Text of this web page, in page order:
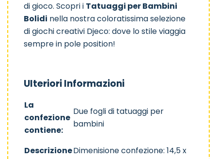
Arcobaleno Sirenetta Lucky Charms
Pirati
di gioco. Scopri i Tatuaggi per Bambini
Bolidi nella nostra coloratissima selezione
digiochi creativi Djeco: dove lo stile viaggia
sempre in pole position!
Ulteriori Informazioni
La
confezione
contiene:
Due fogli di tatuaggi per
bambini
DescrizioneDimenisione confezione: 14,5 x